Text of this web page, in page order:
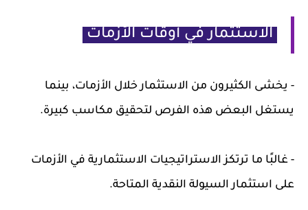
الاستثمار في أوقات الأزمات
- يخشى الكثيرون من الاستثمار خلال الأزمات، بينما
يستغل البعض هذه الفرص لتحقيق مكاسب كبيرة.
- غالبًا ما ترتكز الاستراتيجيات الاستثمارية في الأزمات
على استثمار السيولة النقدية المتاحة.